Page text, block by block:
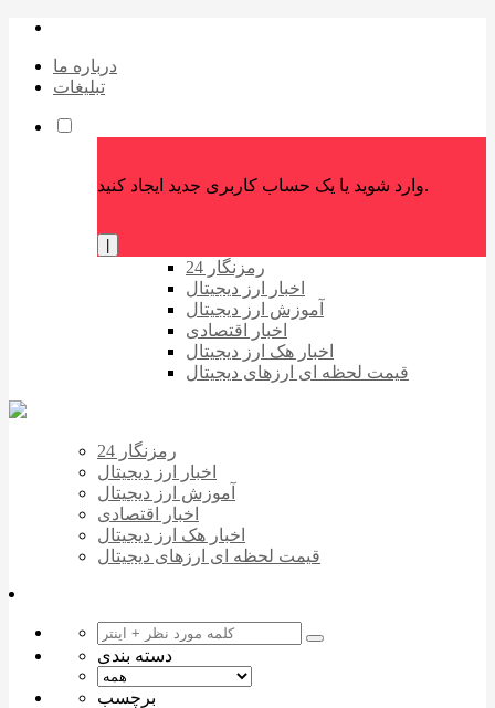
درباره ما
تبلیغات
وارد شوید یا یک حساب کاربری جدید ایجاد کنید.
رمزنگار 24
اخبار ارز دیجیتال
آموزش ارز دیجیتال
اخبار اقتصادی
اخبار هک ارز دیجیتال
قیمت لحظه ای ارزهای دیجیتال
رمزنگار 24
اخبار ارز دیجیتال
آموزش ارز دیجیتال
اخبار اقتصادی
اخبار هک ارز دیجیتال
قیمت لحظه ای ارزهای دیجیتال
دسته بندی
برچسب